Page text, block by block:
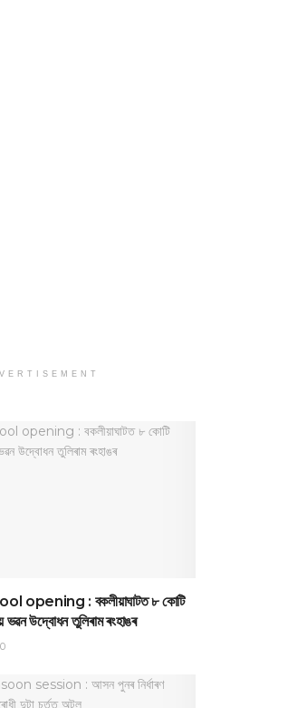
: বকলীয়াঘাটত ৮ কোটি
ভৱন উদ্বোধন তুলিৰাম ৰংহাঙৰ